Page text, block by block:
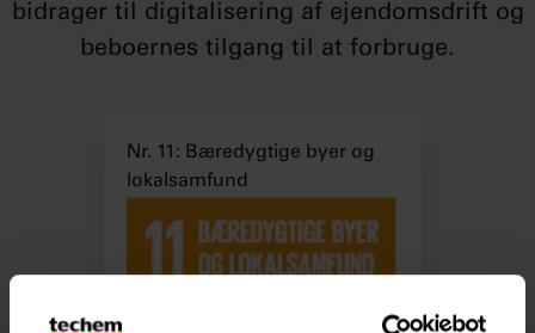
bidrager til digitalisering af ejendomsdrift og
beboernes tilgang til at forbruge.
Nr. 11: Bæredygtige byer og
lokalsamfund